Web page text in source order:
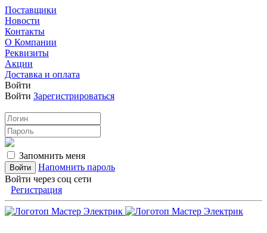
Поставщики
Новости
Контакты
О Компании
Реквизиты
Акции
Доставка и оплата
Войти
Войти Зарегистрироваться
Запомнить меня
Напомнить пароль
Войти через соц сети
Регистрация